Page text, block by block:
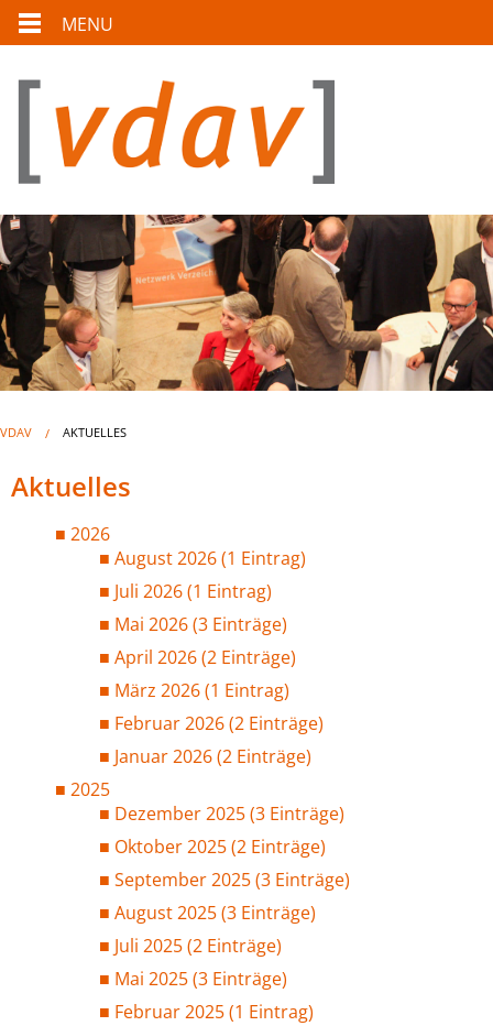
MENU
VDAV AKTUELLES
Aktuelles
2026
August 2026 (1 Eintrag)
Juli 2026 (1 Eintrag)
Mai 2026 (3 Einträge)
April 2026 (2 Einträge)
März 2026 (1 Eintrag)
Februar 2026 (2 Einträge)
Januar 2026 (2 Einträge)
2025
Dezember 2025 (3 Einträge)
Oktober 2025 (2 Einträge)
September 2025 (3 Einträge)
August 2025 (3 Einträge)
Juli 2025 (2 Einträge)
Mai 2025 (3 Einträge)
Februar 2025 (1 Eintrag)